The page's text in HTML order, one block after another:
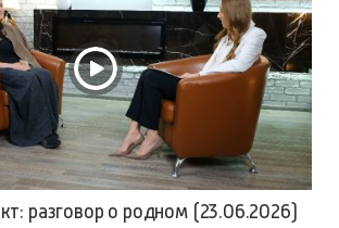
разговор о родном (23.06.2026)